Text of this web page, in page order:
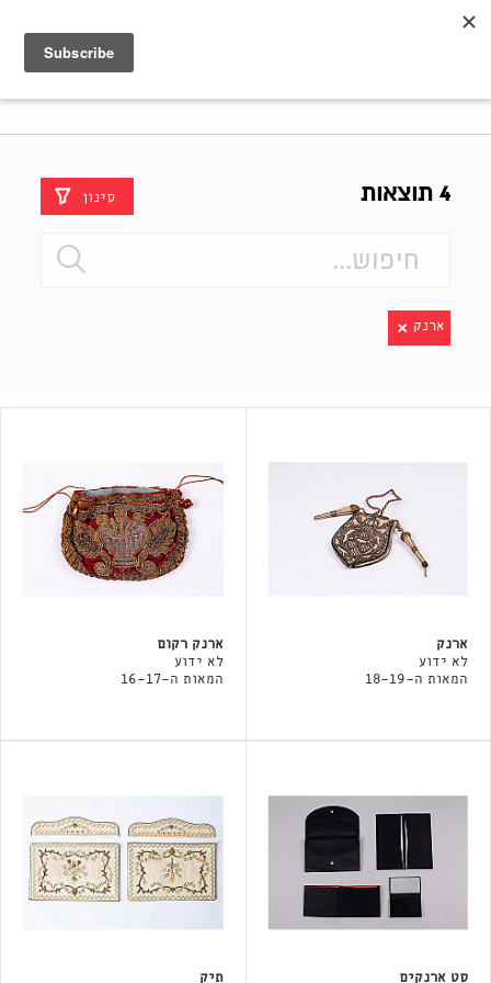
4 תוצאות סינון
ארנק
ארנק
לא ידוע
המאות ה-18-19
ארנק רקום
לא ידוע
המאות ה-16-17
סט ארנקים תיק